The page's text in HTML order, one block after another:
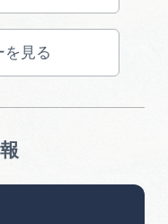
を見る